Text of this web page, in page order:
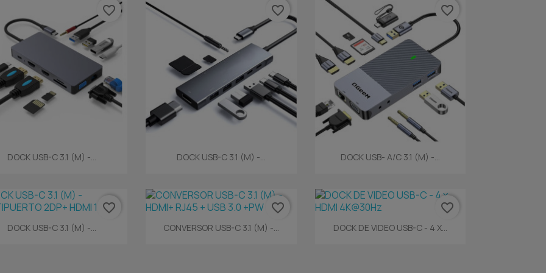
Vista rápida
DOCK USB-C 3.1 (M) -...
favorite_border
Vista rápida
DOCK USB-C 3.1 (M) -...
favorite_border
Vista rápida
DOCK USB- A/C 3.1 (M) -...
favorite_border
Vista rápida
DOCK USB-C 3.1 (M) -...
favorite_border
Vista rápida
CONVERSOR USB-C 3.1 (M) -...
favorite_border
Vista rápida
DOCK DE VIDEO USB-C - 4 X...
favorite_border